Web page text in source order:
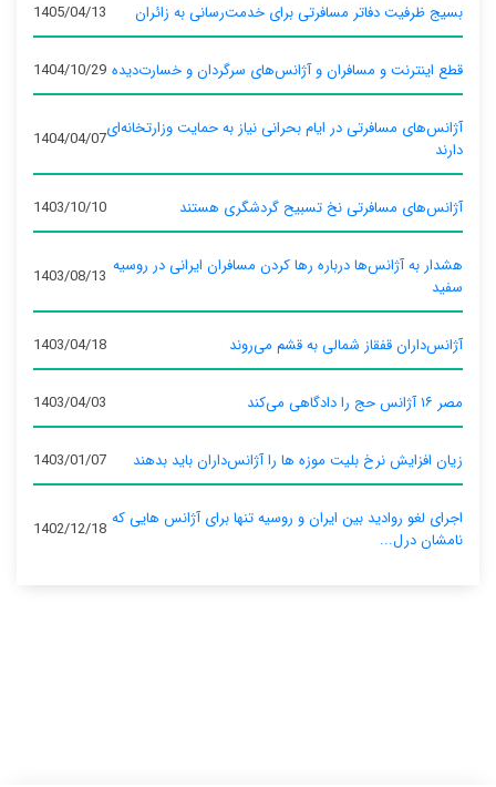
بسیج ظرفیت دفاتر مسافرتی برای خدمت‌رسانی به زائران 1405/04/13
قطع اینترنت و مسافران و آژانس‌های سرگردان و خسارت‌دیده 1404/10/29
آژانس‌های مسافرتی در ایام بحرانی نیاز به حمایت وزارتخانه‌ای
دارند
1404/04/07
آژانس‌های مسافرتی نخ تسبیح گردشگری هستند 1403/10/10
هشدار به آژانس‌ها درباره رها کردن مسافران ایرانی در روسیه
سفید
1403/08/13
آژانس‌داران قفقاز شمالی به قشم می‌روند 1403/04/18
مصر ۱۶ آژانس حج را دادگاهی می‌کند 1403/04/03
زیان افزایش نرخ بلیت موزه ها را آژانس‌داران باید بدهند 1403/01/07
اجرای لغو روادید بین ایران و روسیه تنها برای آژانس‌ هایی که
نامشان درل...
1402/12/18